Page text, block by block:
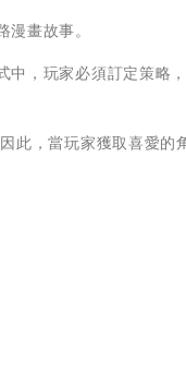
畫故事。
，玩家必須訂定策略
此，當玩家獲取喜愛的